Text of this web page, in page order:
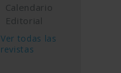
Calendario
Editorial
Ver todas las
revistas